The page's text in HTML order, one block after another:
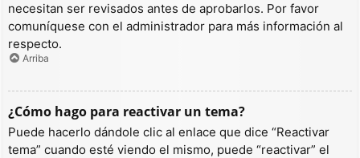
necesitan ser revisados antes de aprobarlos. Por favor
comuníquese con el administrador para más información al
respecto.
Arriba
¿Cómo hago para reactivar un tema?
Puede hacerlo dándole clic al enlace que dice “Reactivar
tema” cuando esté viendo el mismo, puede “reactivar” el